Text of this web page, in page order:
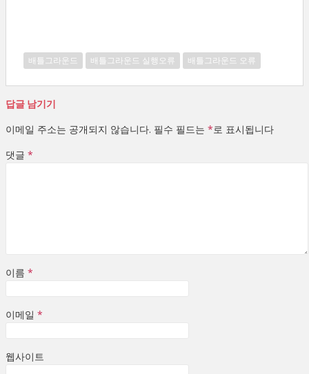
배틀그라운드 배틀그라운드 실행오류 배틀그라운드 오류
답글 남기기
이메일 주소는 공개되지 않습니다. 필수 필드는 *로 표시됩니다
댓글 *
이름 *
이메일 *
웹사이트